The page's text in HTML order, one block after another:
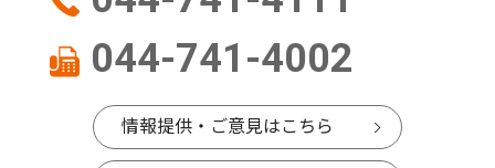
044-741-4002
情報提供・ご意見はこちら